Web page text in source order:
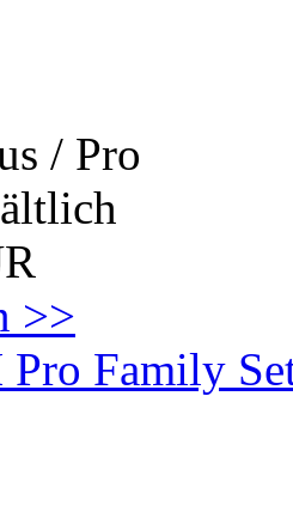
/ Pro
>>
Family